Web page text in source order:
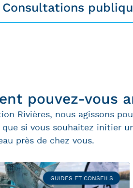
Consultations
pouvez-vous
Rivières, nous agissons
que si vous souhaitez initier
près de chez vous.
GUIDES ET CONSEILS